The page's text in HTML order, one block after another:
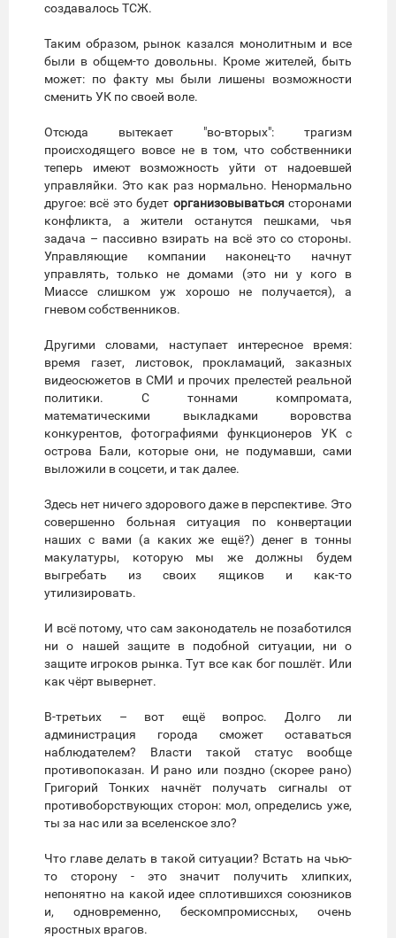
создавалось ТСЖ.
Таким образом, рынок казался монолитным и все
были в общем-то довольны. Кроме жителей, быть
может: по факту мы были лишены возможности
сменить УК по своей воле.
Отсюда вытекает "во-вторых": трагизм
происходящего вовсе не в том, что собственники
теперь имеют возможность уйти от надоевшей
управляйки. Это как раз нормально. Ненормально
другое: всё это будет организовыватьсясторонами
конфликта, а жители останутся пешками, чья
задача – пассивно взирать на всё это со стороны.
Управляющие компании наконец-то начнут
управлять, только не домами (это ни у кого в
Миассе слишком уж хорошо не получается), а
гневом собственников.
Другими словами, наступает интересное время:
время газет, листовок, прокламаций, заказных
видеосюжетов в СМИ и прочих прелестей реальной
политики. С тоннами компромата,
математическими выкладками воровства
конкурентов, фотографиями функционеров УК с
острова Бали, которые они, не подумавши, сами
выложили в соцсети, и так далее.
Здесь нет ничего здорового даже в перспективе. Это
совершенно больная ситуация по конвертации
наших с вами (а каких же ещё?) денег в тонны
макулатуры, которую мы же должны будем
выгребать из своих ящиков и как-то
утилизировать.
И всё потому, что сам законодатель не позаботился
ни о нашей защите в подобной ситуации, ни о
защите игроков рынка. Тут все как бог пошлёт. Или
как чёрт вывернет.
В-третьих – вот ещё вопрос. Долго ли
администрация города сможет оставаться
наблюдателем? Власти такой статус вообще
противопоказан. И рано или поздно (скорее рано)
Григорий Тонких начнёт получать сигналы от
противоборствующих сторон: мол, определись уже,
ты за нас или за вселенское зло?
Что главе делать в такой ситуации? Встать на чью-
то сторону - это значит получить хлипких,
непонятно на какой идее сплотившихся союзников
и, одновременно, бескомпромиссных, очень
яростных врагов.